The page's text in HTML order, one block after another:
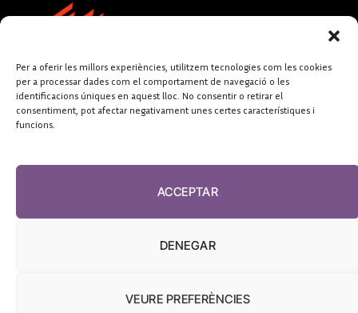
Per a oferir les millors experiències, utilitzem tecnologies com les cookies
per a processar dades com el comportament de navegació o les
identificacions úniques en aquest lloc. No consentir o retirar el
consentiment, pot afectar negativament unes certes característiques i
funcions.
ACCEPTAR
DENEGAR
VEURE PREFERÈNCIES
FUNDACIÓ